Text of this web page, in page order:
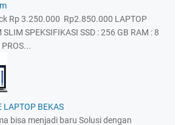
Rp 3.250.000 Rp2.850.000 LAPTOP
SLIM SPEKSIFIKASI SSD : 256 GB RAM : 8
LAPTOP BEKAS
bisa menjadi baru Solusi dengan